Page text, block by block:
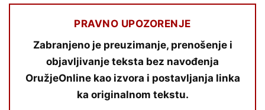
PRAVNO UPOZORENJE
Zabranjeno je preuzimanje, prenošenje i
objavljivanje teksta bez navođenja
OružjeOnline kao izvora i postavljanja linka
ka originalnom tekstu.